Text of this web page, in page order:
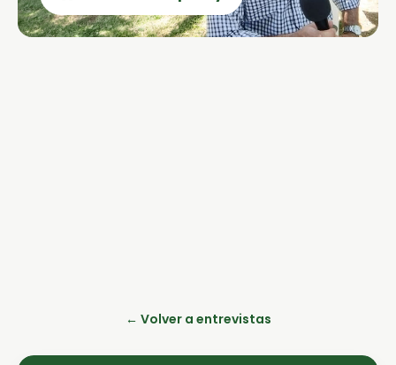
← Volver a entrevistas